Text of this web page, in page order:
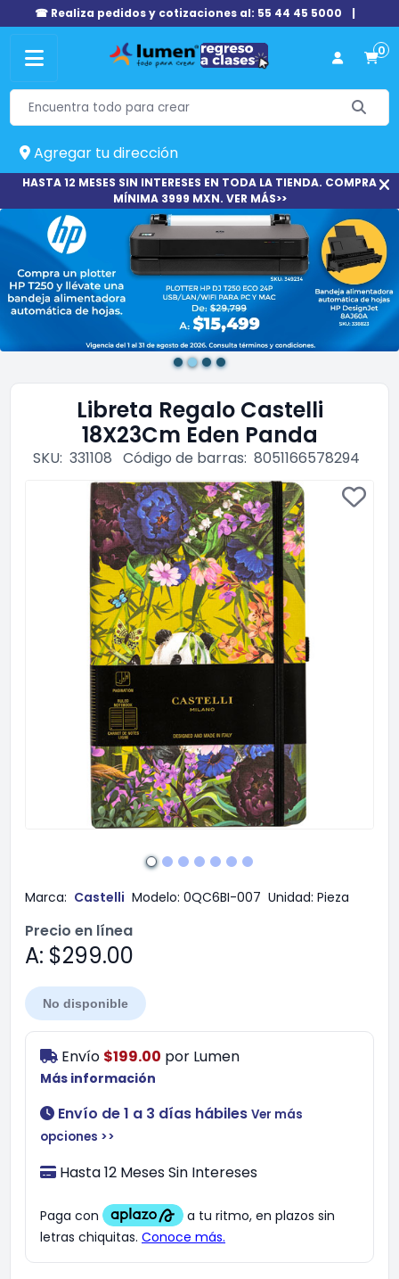
☎ Realiza pedidos y cotizaciones al: 55 44 45 5000 |
0
Agregar tu dirección
HASTA 12 MESES SIN INTERESES EN TODA LA TIENDA. COMPRA
MÍNIMA 3999 MXN. VER MÁS>>
Libreta Regalo Castelli
18X23Cm Eden Panda
SKU: 331108 Código de barras: 8051166578294
Marca: Castelli Modelo: 0QC6BI-007 Unidad: Pieza
Precio en línea
A: $299.00
No disponible
Envío $199.00 por Lumen
Más información
Envío de 1 a 3 días hábiles Ver más
opciones >>
Hasta 12 Meses Sin Intereses